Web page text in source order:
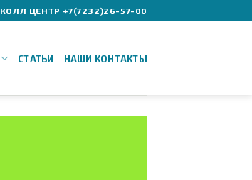
КОЛЛ ЦЕНТР +7(7232)26-57-00
СТАТЬИ НАШИ КОНТАКТЫ